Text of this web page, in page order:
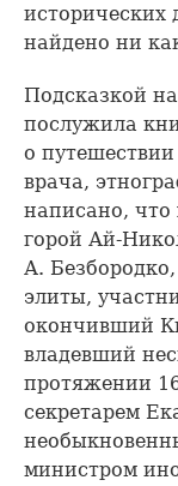
исторических
найдено ни
Подсказкой
послужила
о
врача,
написано,
горой Ай-
А.
элиты,
окончивший
владевший
протяжении
секретарем
министром